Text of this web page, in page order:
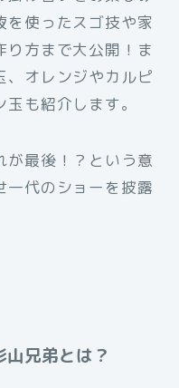
を使ったスゴ技や家
り方まで大公開！ま
、オレンジやカルピ
も紹介します。
が最後！？という意
一代のショーを披露
兄弟とは？